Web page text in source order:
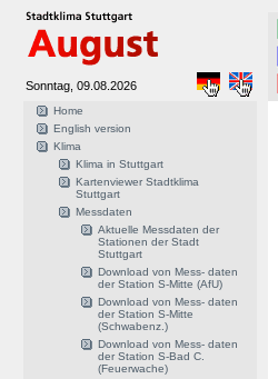
Sonntag, 09.08.2026
Home
English version
Klima
Klima in Stuttgart
Kartenviewer Stadtklima
Stuttgart
Messdaten
Aktuelle Messdaten der
Stationen der Stadt
Stuttgart
Download von Mess- daten
der Station S-Mitte (AfU)
Download von Mess- daten
der Station S-Mitte
(Schwabenz.)
Download von Mess- daten
der Station S-Bad C.
(Feuerwache)